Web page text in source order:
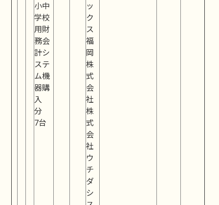
小中
学校
用財
務会
計シ
ステ
ム機
器購
入
分
7台
ッ
ク
ス
福
岡
株
式
会
社
株
式
会
社
ウ
チ
ダ
シ